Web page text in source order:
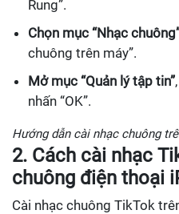
Rung”.
Chọn mục “Nhạc
chuông trên máy”.
Mở mục “Quản lý tập tin”
nhấn “OK”.
Hướng dẫn cài nhạc chuông
2. Cách cài nhạc
chuông điện thoại
Cài nhạc chuông TikTok